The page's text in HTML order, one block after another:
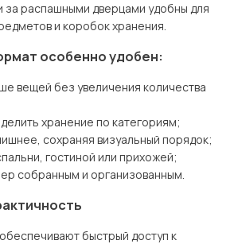
за распашными дверцами удобны для
и коробок хранения.
особенно удобен:
вещей без увеличения количества
хранение по категориям;
сохраняя визуальный порядок;
гостиной или прихожей;
собранным и организованным.
быстрый доступ к